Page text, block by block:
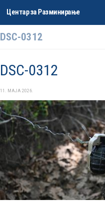
Skip to content
Центар за Разминирање
DSC-0312
DSC-0312
11. МАЈА 2026.